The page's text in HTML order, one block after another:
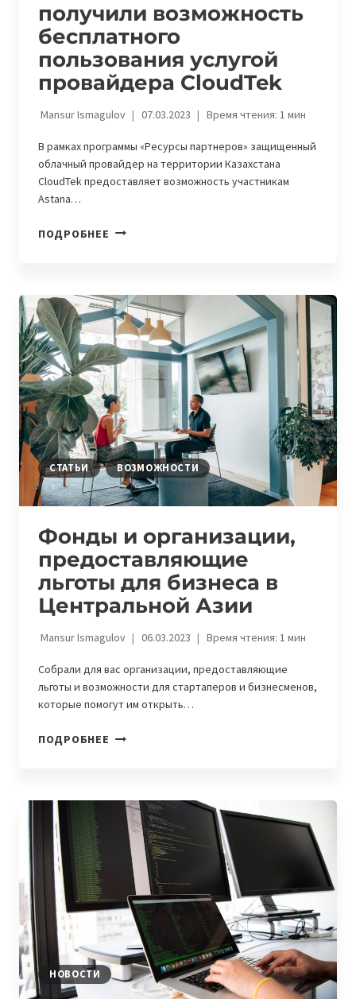
получили возможность
бесплатного
пользования услугой
провайдера CloudTek
Mansur Ismagulov 07.03.2023 Время чтения: 1мин
В рамках программы «Ресурсы партнеров» защищенный
облачный провайдер на территории Казахстана
CloudTek предоставляет возможность участникам
Astana…
ПОДРОБНЕЕ УЧАСТНИКИ
ВОЗМОЖНОСТЬ
БЕСПЛАТНОГО
ПОЛЬЗОВАНИЯ
УСЛУГОЙ
ПРОВАЙДЕРА
CLOUDTEK
СТАТЬИ ВОЗМОЖНОСТИ
Фонды и организации,
предоставляющие
льготы для бизнеса в
Центральной Азии
Mansur Ismagulov 06.03.2023 Время чтения: 1мин
Собрали для вас организации, предоставляющие
льготы и возможности для стартаперов и бизнесменов,
которые помогут им открыть…
ПОДРОБНЕЕ ФОНДЫ
ЛЬГОТЫ
ДЛЯ
БИЗНЕСА
ЦЕНТРАЛЬНОЙ
АЗИИ
НОВОСТИ